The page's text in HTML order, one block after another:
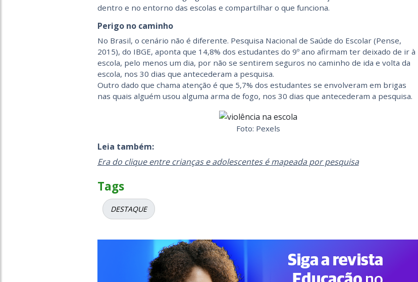
dentro e no entorno das escolas e compartilhar o que funciona.
Perigo no caminho
No Brasil, o cenário não é diferente. Pesquisa Nacional de Saúde do Escolar (Pense,
2015), do IBGE, aponta que 14,8% dos estudantes do 9º ano afirmam ter deixado de ir à
escola, pelo menos um dia, por não se sentirem seguros no caminho de ida e volta da
escola, nos 30 dias que antecederam a pesquisa.
Outro dado que chama atenção é que 5,7% dos estudantes se envolveram em brigas
nas quais alguém usou alguma arma de fogo, nos 30 dias que antecederam a pesquisa.
Foto: Pexels
Leia também:
Era do clique entre crianças e adolescentes é mapeada por pesquisa
Tags
DESTAQUE